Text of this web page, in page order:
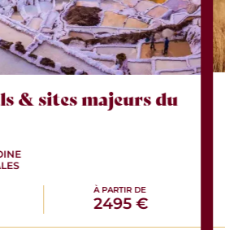
& sites majeurs du
À PARTIR DE
2495 €